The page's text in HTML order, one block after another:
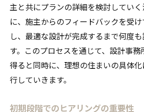
主と共にプランの詳細を検討していく
に、施主からのフィードバックを受
し、最適な設計が完成するまで何度
す。このプロセスを通じて、設計事務
得ると同時に、理想の住まいの具体
行していきます。
初期段階でのヒアリングの重要性